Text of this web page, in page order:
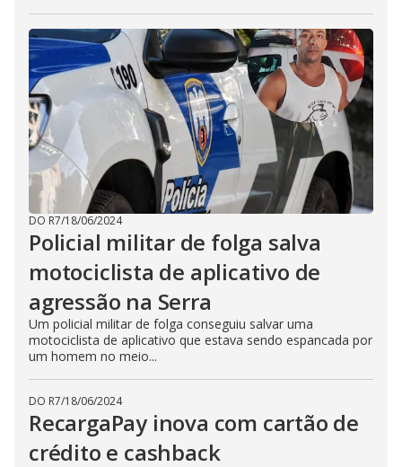
DO R7/18/06/2024
Policial militar de folga salva
motociclista de aplicativo de
agressão na Serra
Um policial militar de folga conseguiu salvar uma
motociclista de aplicativo que estava sendo espancada por
um homem no meio...
DO R7/18/06/2024
RecargaPay inova com cartão de
crédito e cashback